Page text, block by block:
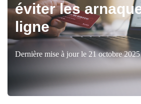
éviter les
ligne
Dernière mise à jour le 21 octobre 2025